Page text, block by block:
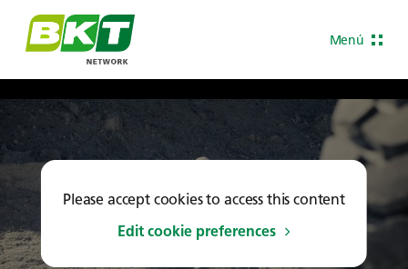
Menú
Please accept cookies to access this content
Edit cookie preferences